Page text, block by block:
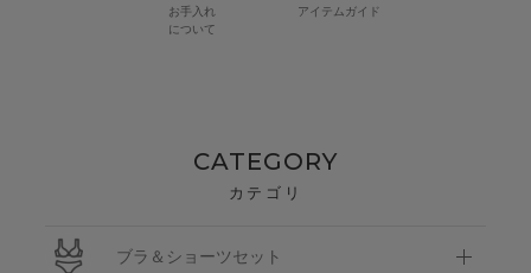
お手入れ
について
アイテムガイド
CATEGORY
カテゴリ
ブラ＆ショーツセット